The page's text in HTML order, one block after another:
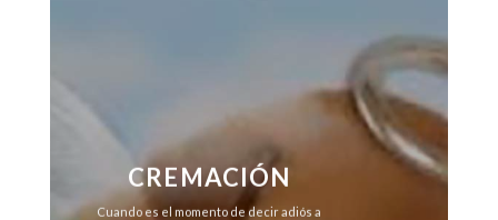
CREMACIÓN
Cuando es el momento de decir adiós a